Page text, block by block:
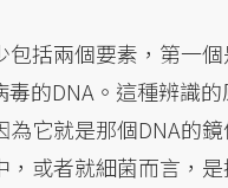
括兩個要素，第一
毒的DNA。這種辨識
為它就是那個DNA
或者就細菌而言，